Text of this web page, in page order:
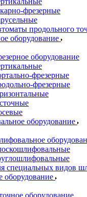
фрезерные
продольного
оборудование
оборудование
фрезерные
фрезерные
оборудование
специальных видов
оборудование
оборудование